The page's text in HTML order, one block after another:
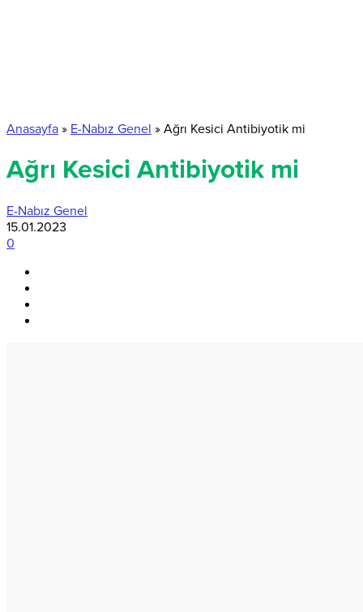
Anasayfa » E-Nabız Genel » Ağrı Kesici Antibiyotik mi
Ağrı Kesici Antibiyotik mi
E-Nabız Genel
15.01.2023
0